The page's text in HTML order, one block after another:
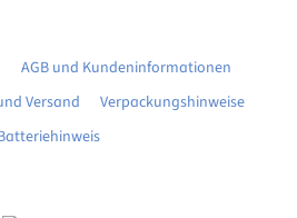
AGB und Kundeninformationen
Versand
Verpackungshinweise